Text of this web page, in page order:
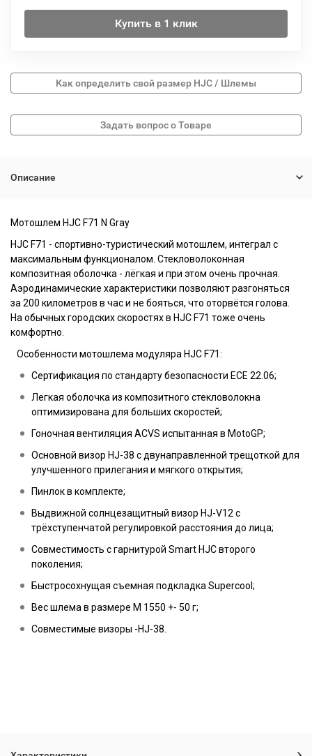
Купить в 1 клик
Как определить свой размер HJC / Шлемы
Описание
Мотошлем HJC F71 N Gray
HJC F71 - спортивно-туристический мотошлем, интеграл с
максимальным функционалом. Стекловолоконная
композитная оболочка - лёгкая и при этом очень прочная.
Аэродинамические характеристики позволяют разгоняться
за 200 километров в час и не бояться, что оторвётся голова.
На обычных городских скоростях в HJC F71 тоже очень
комфортно.
Особенности мотошлема модуляра HJC F71:
Сертификация по стандарту безопасности ECE 22.06;
Легкая оболочка из композитного стекловолокна
оптимизирована для больших скоростей;
Гоночная вентиляция ACVS испытанная в MotoGP;
Основной визор HJ-38 с двунаправленной трещоткой для
улучшенного прилегания и мягкого открытия;
Пинлок в комплекте;
Выдвижной солнцезащитный визор HJ-V12 с
трёхступенчатой регулировкой расстояния до лица;
Совместимость с гарнитурой Smart HJC второго
поколения;
Быстросохнущая съемная подкладка Supercool;
Вес шлема в размере M 1550 +- 50 г;
Совместимые визоры -HJ-38.